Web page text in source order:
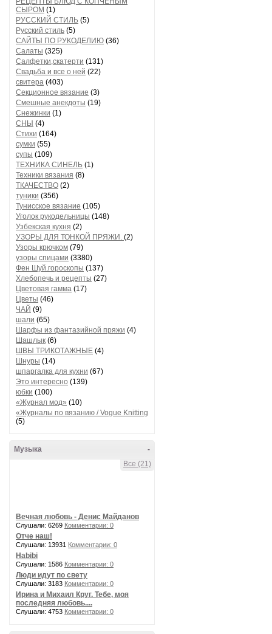
СЫРОМ (1)
РУССКИЙ СТИЛЬ (5)
Русский стиль (5)
САЙТЫ ПО РУКОДЕЛИЮ (36)
Салаты (325)
Салфетки,скатерти (131)
Свадьба и все о ней (22)
свитера (403)
Секционное вязание (3)
Смешные анекдоты (19)
Снежинки (1)
СНЫ (4)
Стихи (164)
сумки (55)
супы (109)
ТЕХНИКА СИНЕЛЬ (1)
Техники вязания (8)
ТКАЧЕСТВО (2)
туники (356)
Тунисское вязание (105)
Уголок рукодельницы (148)
Узбекская кухня (2)
УЗОРЫ ДЛЯ ТОНКОЙ ПРЯЖИ. (2)
Узоры крючком (79)
узоры спицами (3380)
Фен Шуй.гороскопы (137)
Хлебопечь и рецепты (27)
Цветовая гамма (17)
Цветы (46)
ЧАЙ (9)
шали (65)
Шарфы из фантазийной пряжи (4)
Шашлык (6)
ШВЫ ТРИКОТАЖНЫЕ (4)
Шнуры (14)
шпаргалка для кухни (67)
Это интересно (139)
юбки (100)
«Журнал мод» (10)
«Журналы по вязанию / Vogue Knitting
(5)
-
Музыка
Все (21)
Вечная любовь - Денис Майданов
Слушали: 6269 Комментарии: 0
Отче наш!
Слушали: 13931 Комментарии: 0
Habibi
Слушали: 1586 Комментарии: 0
Люди идут по свету
Слушали: 3183 Комментарии: 0
Ирина и Михаил Круг. Тебе, моя
последняя любовь....
Слушали: 4753 Комментарии: 0